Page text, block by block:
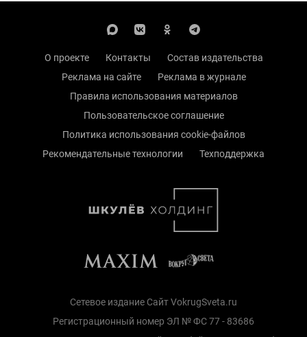
О проекте Контакты
Состав издательства
Реклама на сайте
Реклама в журнале
Правила использования материалов
Пользовательское соглашение
Политика использования cookie-файлов
Рекомендательные технологии
Техподдержка
Сетевое издание Сайт VokrugSveta.ru
Регистрационный номер ЭЛ № ФС 77 - 83686